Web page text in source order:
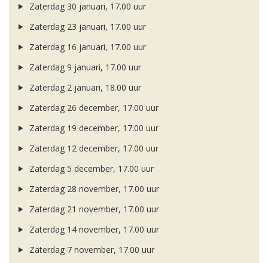
Zaterdag 30 januari, 17.00 uur
Zaterdag 23 januari, 17.00 uur
Zaterdag 16 januari, 17.00 uur
Zaterdag 9 januari, 17.00 uur
Zaterdag 2 januari, 18.00 uur
Zaterdag 26 december, 17.00 uur
Zaterdag 19 december, 17.00 uur
Zaterdag 12 december, 17.00 uur
Zaterdag 5 december, 17.00 uur
Zaterdag 28 november, 17.00 uur
Zaterdag 21 november, 17.00 uur
Zaterdag 14 november, 17.00 uur
Zaterdag 7 november, 17.00 uur